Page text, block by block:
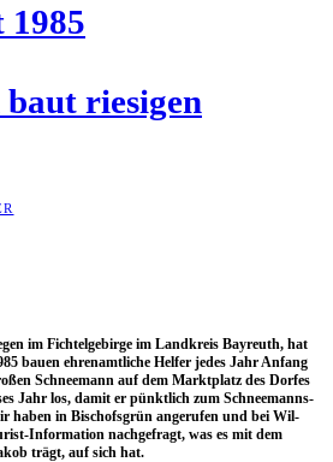
1985
rie­si­gen
im Fich­tel­ge­bir­ge im Land­kreis Bay­reuth, hat
bau­en ehren­amt­li­che Hel­fer jedes Jahr Anfang
Schnee­mann auf dem Markt­platz des Dor­fes
Jahr los, damit er pünkt­lich zum Schnee­manns­
haben in Bischofs­grün ange­ru­fen und bei Wil­
Infor­ma­ti­on nach­ge­fragt, was es mit dem
trägt, auf sich hat.